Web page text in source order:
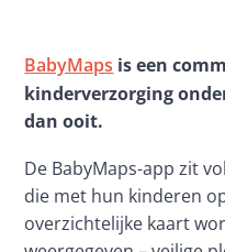
BabyMaps is een
kinderverzorging
dan ooit.
De BabyMaps-app zit
die met hun kinderen
overzichtelijke kaart